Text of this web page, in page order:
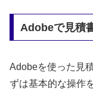
Adobeで見積
Adobeを使った見
ずは基本的な操作